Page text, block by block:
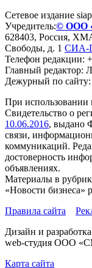
Сетевое издание
Учредитель:© ООО
628403, Россия,
Свободы, д. 1 СИА-
Телефон редакции:
Главный редактор:
Дежурный по сайту:
При использовании
Свидетельство о
10.06.2016, выдано
связи,
коммуникаций.
достоверность
объявлениях.
Материалы в
«Новости бизнеса»
Правила сайта
Дизайн и
web-студия ООО
Карта сайта